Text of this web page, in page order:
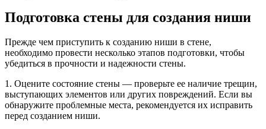
Подготовка стены для создания ниши
Прежде чем приступить к созданию ниши в стене,
необходимо провести несколько этапов подготовки, чтобы
убедиться в прочности и надежности стены.
1. Оцените состояние стены — проверьте ее наличие трещин,
выступающих элементов или других повреждений. Если вы
обнаружите проблемные места, рекомендуется их исправить
перед созданием ниши.